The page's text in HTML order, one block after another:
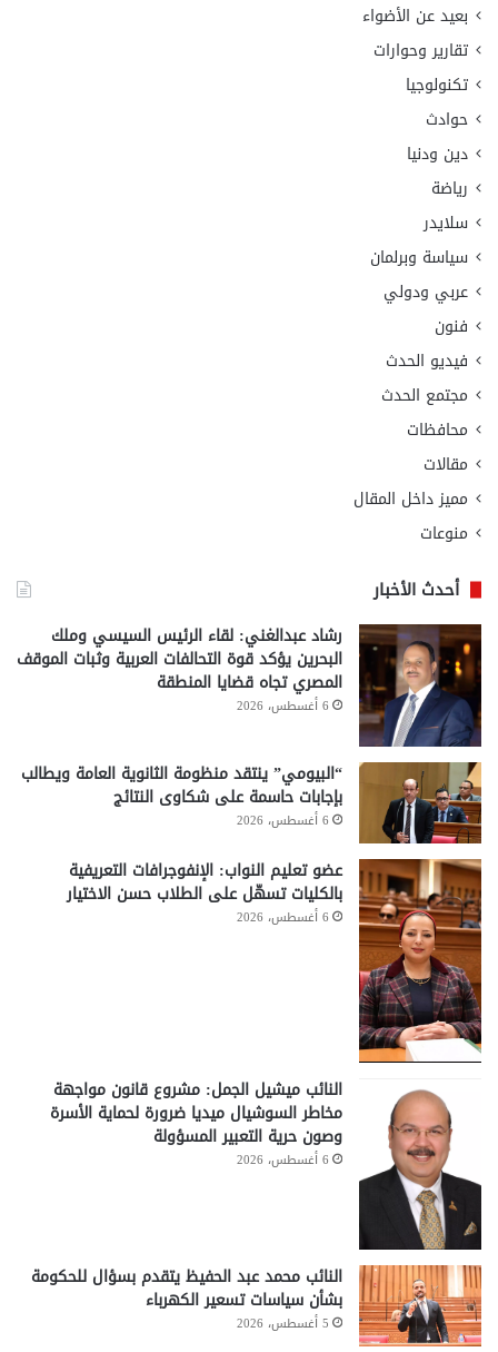
بعيد عن الأضواء
تقارير وحوارات
تكنولوجيا
حوادث
دين ودنيا
رياضة
سلايدر
سياسة وبرلمان
عربي ودولي
فنون
فيديو الحدث
مجتمع الحدث
محافظات
مقالات
مميز داخل المقال
منوعات
أحدث الأخبار
رشاد عبدالغني: لقاء الرئيس السيسي وملك
البحرين يؤكد قوة التحالفات العربية وثبات الموقف
المصري تجاه قضايا المنطقة
6 أغسطس، 2026
“البيومي” ينتقد منظومة الثانوية العامة ويطالب
بإجابات حاسمة على شكاوى النتائج
6 أغسطس، 2026
عضو تعليم النواب: الإنفوجرافات التعريفية
بالكليات تسهّل على الطلاب حسن الاختيار
6 أغسطس، 2026
النائب ميشيل الجمل: مشروع قانون مواجهة
مخاطر السوشيال ميديا ضرورة لحماية الأسرة
وصون حرية التعبير المسؤولة
6 أغسطس، 2026
النائب محمد عبد الحفيظ يتقدم بسؤال للحكومة
بشأن سياسات تسعير الكهرباء
5 أغسطس، 2026